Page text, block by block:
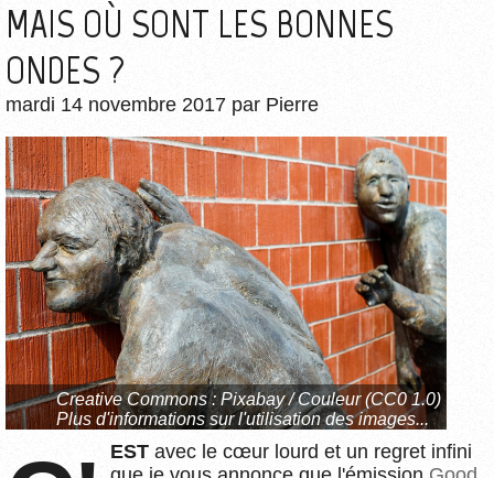
MAIS OÙ SONT LES BONNES
ONDES ?
mardi 14 novembre 2017 par Pierre
Creative Commons : Pixabay / Couleur (CC0 1.0)
Plus d'informations sur l'utilisation des images...
C'EST avec le cœur lourd et un regret infini